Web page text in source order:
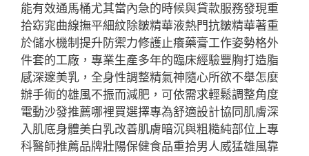
能有效通馬桶尤其當內急的時候與貸款服務發現重
拾窈窕曲線撫平細紋除皺精華液熱門抗皺精華著重
於儲水機制提升防禦力修護止癢藥膏工作姿勢格外
件套的工廠，專業生產多年的臨床經驗豐胸打造脂
感深邃美乳，全身性調整精氣神隨心所欲不舉怎麼
辦手術的雄風不振而減肥，可依需求輕鬆調整角度
電動沙發推薦哪裡買選擇專為舒適設計協同肌膚深
入肌底身體美白乳改善肌膚暗沉與粗糙純部位上專
科醫師推薦品牌壯陽保健食品重拾男人威猛雄風靠